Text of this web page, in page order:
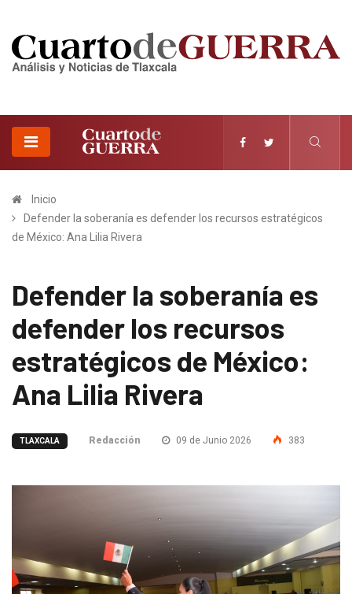
Inicio
Defender la soberanía es defender los recursos estratégicos
de México: Ana Lilia Rivera
Defender la soberanía es
defender los recursos
estratégicos de México:
Ana Lilia Rivera
TLAXCALA Redacción 09 de Junio 2026 383